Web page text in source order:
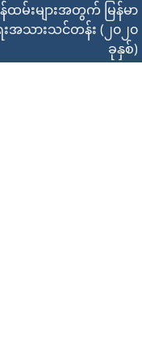
ထမ်းများအတွက် မြန်မာ
ေးအသားသင်တန်း (၂၀၂၀
ခုနှစ်)